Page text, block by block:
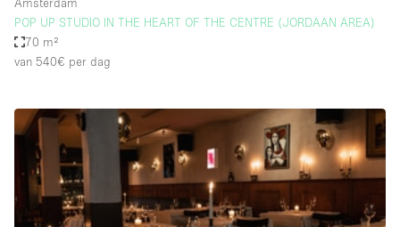
Leefruimte
Meubilair
Paskamers
Privé-parkeerplaats
RAW
POP UP STUDIO IN THE HEART OF THE CENTRE (JORDAAN AREA)
70 m²
van 540€ per dag